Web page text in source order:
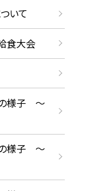
いて
食大会
様子 ～
様子 ～